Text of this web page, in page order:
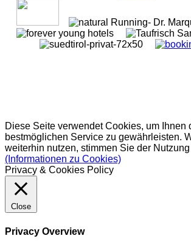
Diese Seite verwendet Cookies, um Ihnen
bestmöglichen Service zu gewährleisten.
weiterhin nutzen, stimmen Sie der Nutzung
(Informationen zu Cookies)
Privacy & Cookies Policy
Close
Privacy Overview